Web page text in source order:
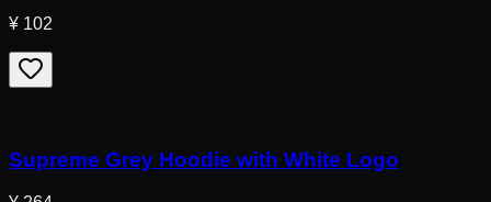
¥ 102
Supreme Grey Hoodie with White Logo